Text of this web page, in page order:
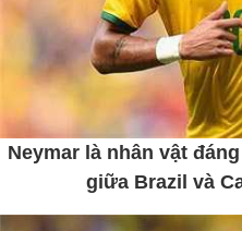
Neymar là nhân vật
giữa Brazil và